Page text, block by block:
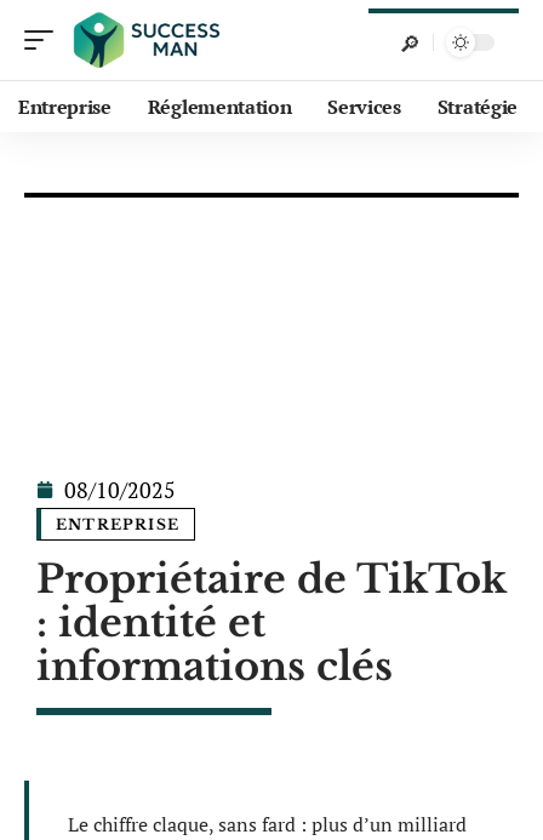
Entreprise Réglementation Services Stratégie
08/10/2025
ENTREPRISE
Propriétaire de TikTok
: identité et
informations clés
Le chiffre claque, sans fard : plus d’un milliard